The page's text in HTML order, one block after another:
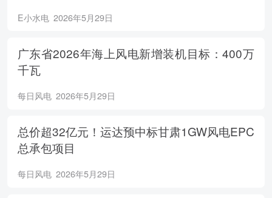
E小水电 2026年5月29日
广东省2026年海上风电新增装机目标：400万
千瓦
每日风电 2026年5月29日
总价超32亿元！运达预中标甘肃1GW风电EPC
总承包项目
每日风电 2026年5月29日